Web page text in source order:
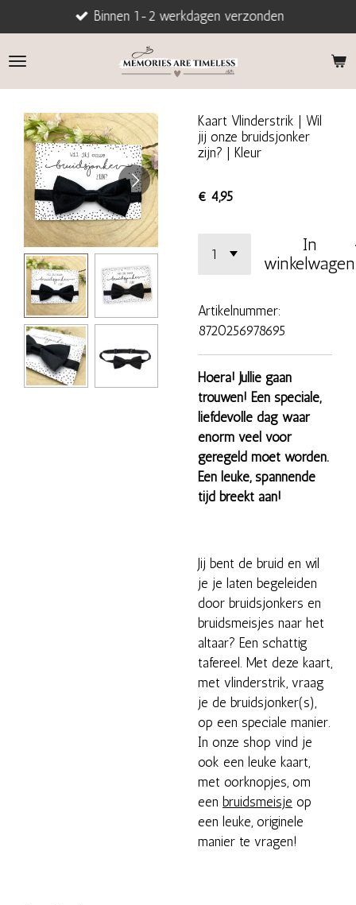
direct
naar
Binnen 1-2 werkdagen verzonden
Kaart Vlinderstrik | Wil
jij onze bruidsjonker
zijn? | Kleur
€ 4,95
In
winkelwagen
Artikelnummer:
8720256978695
Hoera! Jullie gaan
trouwen! Een speciale,
liefdevolle dag waar
enorm veel voor
geregeld moet worden.
Een leuke, spannende
tijd breekt aan!
Jij bent de bruid en wil
je je laten begeleiden
door bruidsjonkers en
bruidsmeisjes naar het
altaar? Een schattig
tafereel. Met deze kaart,
met vlinderstrik, vraag
je de bruidsjonker(s),
op een speciale manier.
In onze shop vind je
ook een leuke kaart,
met oorknopjes, om
een bruidsmeisje op
een leuke, originele
manier te vragen!